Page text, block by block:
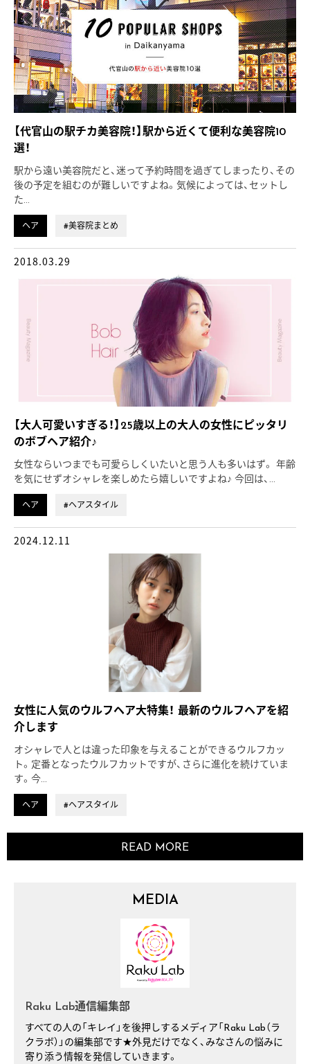
【代官山の駅チカ美容院！】駅から近くて便利な美容院10
選！
駅から遠い美容院だと、迷って予約時間を過ぎてしまったり、その
後の予定を組むのが難しいですよね。気候によっては、セットし
た…
ヘア #美容院まとめ
2018.03.29
【大人可愛いすぎる！】25歳以上の大人の女性にピッタリ
のボブヘア紹介♪
女性ならいつまでも可愛らしくいたいと思う人も多いはず。 年齢
を気にせずオシャレを楽しめたら嬉しいですよね♪ 今回は、…
ヘア #ヘアスタイル
2024.12.11
女性に人気のウルフヘア大特集！ 最新のウルフヘアを紹
介します
オシャレで人とは違った印象を与えることができるウルフカッ
ト。定番となったウルフカットですが、さらに進化を続けていま
す。今…
ヘア #ヘアスタイル
READ MORE
MEDIA
Raku Lab通信編集部
すべての人の「キレイ」を後押しするメディア「Raku Lab（ラ
クラボ）」の編集部です★外見だけでなく、みなさんの悩みに
寄り添う情報を発信していきます。